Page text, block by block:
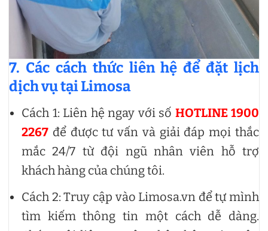
7. Các cách thức liên hệ để đặt lịch
dịch vụ tại Limosa
Cách 1: Liên hệ ngay với số HOTLINE 1900
2267 để được tư vấn và giải đáp mọi thắc
mắc 24/7 từ đội ngũ nhân viên hỗ trợ
khách hàng của chúng tôi.
Cách 2: Truy cập vào Limosa.vn để tự mình
tìm kiếm thông tin một cách dễ dàng.